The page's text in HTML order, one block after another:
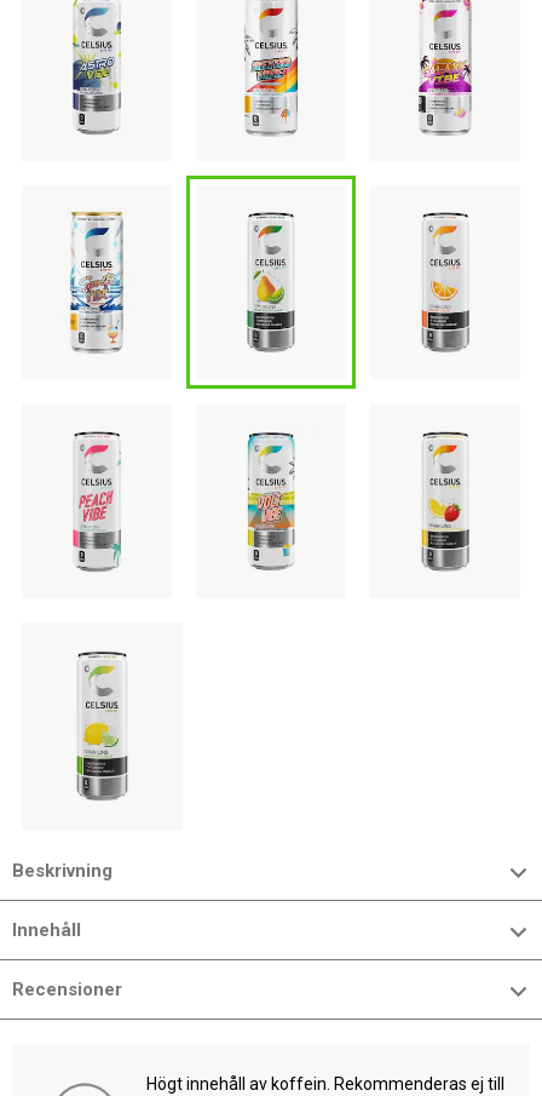
Beskrivning
Innehåll
Recensioner
Högt innehåll av koffein. Rekommenderas ej till